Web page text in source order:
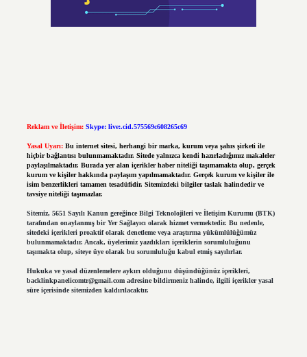
Reklam ve İletişim: Skype: live:.cid.575569c608265c69
Yasal Uyarı: Bu internet sitesi, herhangi bir marka, kurum veya şahıs şirketi ile
hiçbir bağlantısı bulunmamaktadır. Sitede yalnızca kendi hazırladığımız makaleler
paylaşılmaktadır. Burada yer alan içerikler haber niteliği taşımamakta olup, gerçek
kurum ve kişiler hakkında paylaşım yapılmamaktadır. Gerçek kurum ve kişiler ile
isim benzerlikleri tamamen tesadüfidir. Sitemizdeki bilgiler taslak halindedir ve
tavsiye niteliği taşımazlar.
Sitemiz, 5651 Sayılı Kanun gereğince Bilgi Teknolojileri ve İletişim Kurumu (BTK)
tarafından onaylanmış bir Yer Sağlayıcı olarak hizmet vermektedir. Bu nedenle,
sitedeki içerikleri proaktif olarak denetleme veya araştırma yükümlülüğümüz
bulunmamaktadır. Ancak, üyelerimiz yazdıkları içeriklerin sorumluluğunu
taşımakta olup, siteye üye olarak bu sorumluluğu kabul etmiş sayılırlar.
Hukuka ve yasal düzenlemelere aykırı olduğunu düşündüğünüz içerikleri,
backlinkpanelicomtr@gmail.comadresine bildirmeniz halinde, ilgili içerikler yasal
süre içerisinde sitemizden kaldırılacaktır.